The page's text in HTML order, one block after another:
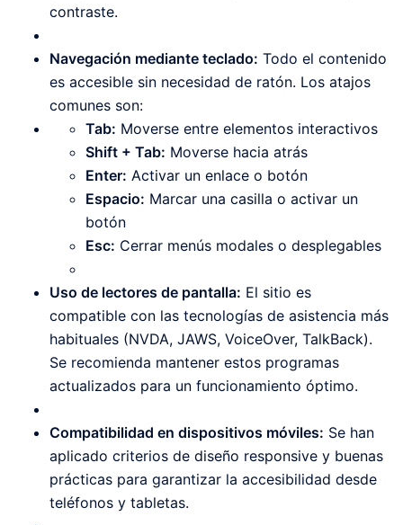
contraste.
Navegación mediante teclado: Todo el contenido
es accesible sin necesidad de ratón. Los atajos
comunes son:
Tab: Moverse entre elementos interactivos
Shift + Tab: Moverse hacia atrás
Enter: Activar un enlace o botón
Espacio: Marcar una casilla o activar un
botón
Esc: Cerrar menús modales o desplegables
Uso de lectores de pantalla: El sitio es
compatible con las tecnologías de asistencia más
habituales (NVDA, JAWS, VoiceOver, TalkBack).
Se recomienda mantener estos programas
actualizados para un funcionamiento óptimo.
Compatibilidad en dispositivos móviles: Se han
aplicado criterios de diseño responsive y buenas
prácticas para garantizar la accesibilidad desde
teléfonos y tabletas.